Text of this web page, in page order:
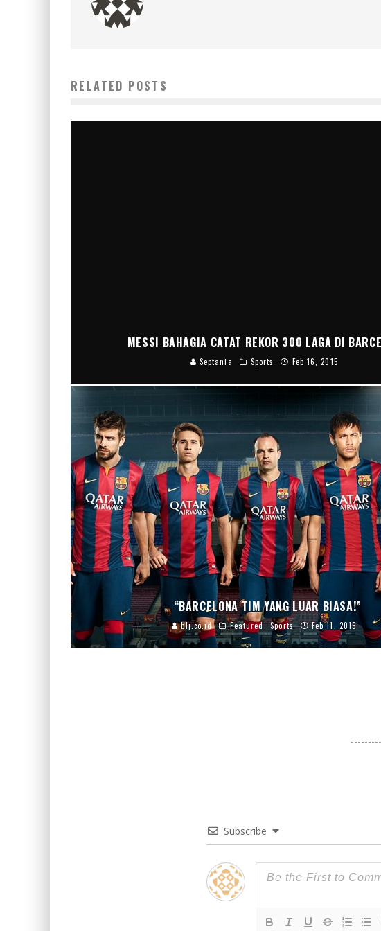
RELATED POSTS
MESSI BAHAGIA CATAT REKOR 300 LAGA DI
Septania Sports Feb 16, 2015
“BARCELONA TIM YANG LUAR BIASA!”
blj.co.id Featured Sports Feb 11, 2015
Subscribe